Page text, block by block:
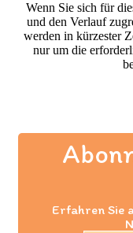
Wenn Sie sich für
und den Verlauf
werden in kürzester
nur um die
Erfahren Sie